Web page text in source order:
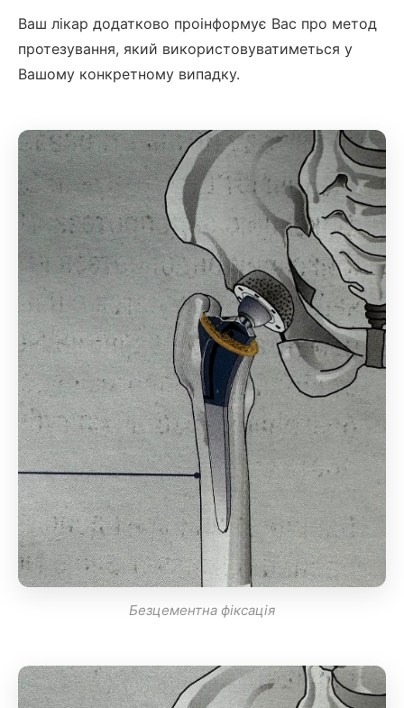
Ваш лікар додатково проінформує Вас про метод
протезування, який використовуватиметься у
Вашому конкретному випадку.
Безцементна фіксація